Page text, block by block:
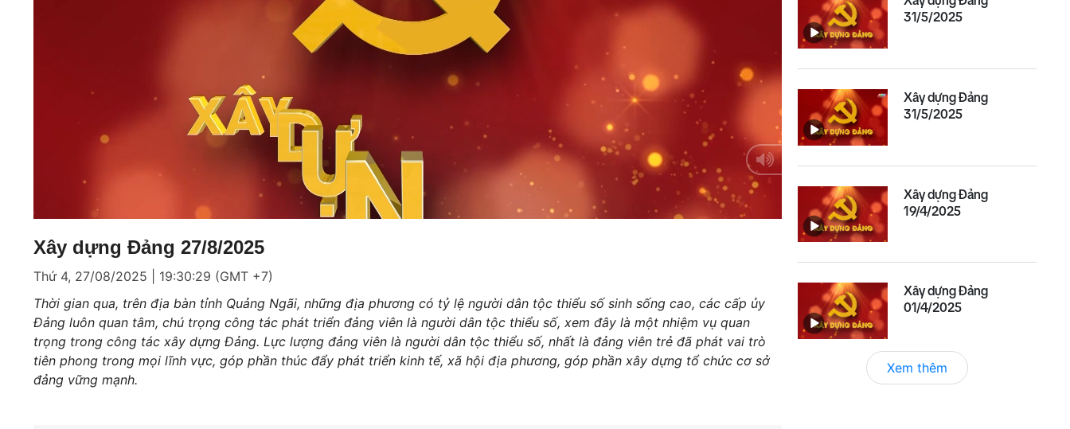
Mute
3.51%
Xây dựng Đảng 27/8/2025
Thứ 4, 27/08/2025 | 19:30:29 (GMT +7)
Thời gian qua, trên địa bàn tỉnh Quảng Ngãi, những địa phương có tỷ lệ người dân tộc thiểu số sinh sống cao, các cấp ủy
Đảng luôn quan tâm, chú trọng công tác phát triển đảng viên là người dân tộc thiểu số, xem đây là một nhiệm vụ quan
trọng trong công tác xây dựng Đảng. Lực lượng đảng viên là người dân tộc thiểu số, nhất là đảng viên trẻ đã phát vai trò
tiên phong trong mọi lĩnh vực, góp phần thúc đẩy phát triển kinh tế, xã hội địa phương, góp phần xây dựng tổ chức cơ sở
đảng vững mạnh.
31/5/2025
Xây dựng Đảng
31/5/2025
Xây dựng Đảng
19/4/2025
Xây dựng Đảng
01/4/2025
Xem thêm